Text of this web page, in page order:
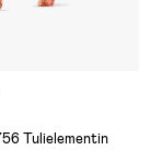
Tulielementin